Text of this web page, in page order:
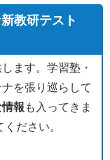
教研テスト
ます。学習塾・
を張り巡らして
報 も入ってきま
ださい。